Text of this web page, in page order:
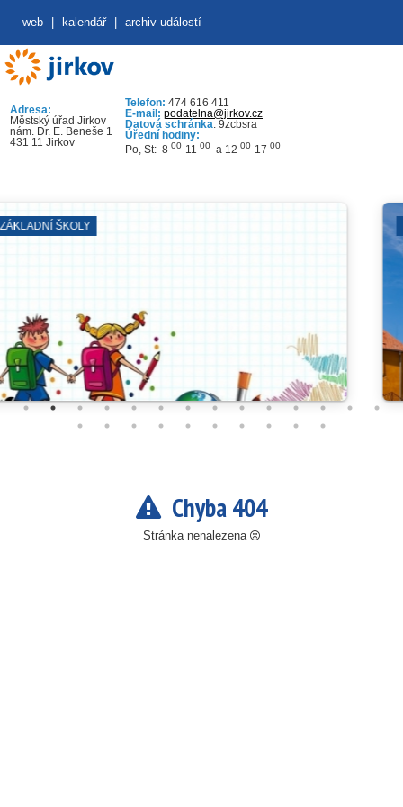
web kalendář archiv událostí
Adresa:
Městský úřad Jirkov
nám. Dr. E. Beneše 1
431 11 Jirkov
Telefon: 474 616 411
E-mail: podatelna@jirkov.cz
Datová schránka: 9zcbsra
Úřední hodiny:
Po, St: 8 00-11 00 a 12 00-17 00
KOSTEL SV.
Chyba 404
Stránka nenalezena